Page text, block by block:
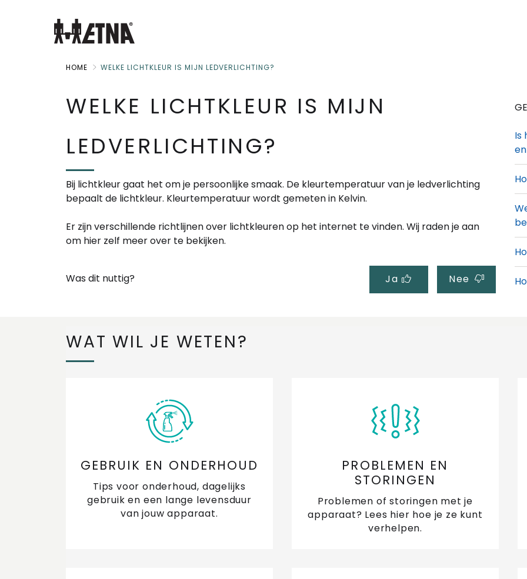
HOME WELKE LICHTKLEUR IS MIJN LEDVERLICHTING?
WELKE LICHTKLEUR IS MIJN
LEDVERLICHTING?
Bij lichtkleur gaat het om je persoonlijke smaak. De kleurtemperatuur van je ledverlichting
bepaalt de lichtkleur. Kleurtemperatuur wordt gemeten in Kelvin.
Er zijn verschillende richtlijnen over lichtkleuren op het internet te vinden. Wij raden je aan
om hier zelf meer over te bekijken.
Was dit nuttig? Ja Nee
Is
WAT WIL JE WETEN?
GEBRUIK EN ONDERHOUD
Tips voor onderhoud, dagelijks
gebruik en een lange levensduur
van jouw apparaat.
PROBLEMEN EN
STORINGEN
Problemen of storingen met je
apparaat? Lees hier hoe je ze kunt
verhelpen.